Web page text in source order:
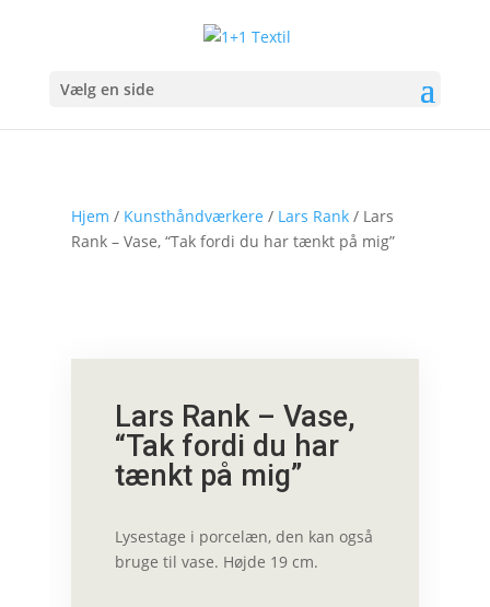
Vælg en side
Hjem / Kunsthåndværkere / Lars Rank/ Lars
Rank – Vase, “Tak fordi du har tænkt på mig”
Lars Rank – Vase,
“Tak fordi du har
tænkt på mig”
Lysestage i porcelæn, den kan også
bruge til vase. Højde 19 cm.